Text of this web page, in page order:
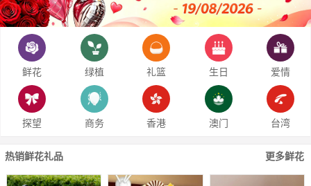
鲜花 绿植 礼篮 生日 爱情
探望 商务 香港 澳门 台湾
热销鲜花礼品 更多鲜花